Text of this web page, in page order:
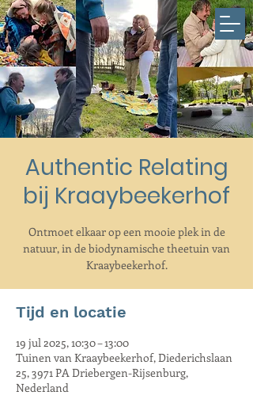
Authentic Relating
bij Kraaybeekerhof
Ontmoet elkaar op een mooie plek in de
natuur, in de biodynamische theetuin van
Kraaybeekerhof.
Tijd en locatie
19 jul 2025, 10:30 – 13:00
Tuinen van Kraaybeekerhof, Diederichslaan
25, 3971 PA Driebergen-Rijsenburg,
Nederland